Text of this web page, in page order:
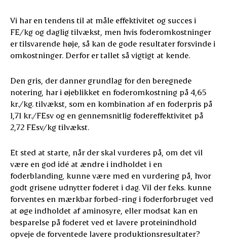
Vi har en tendens til at måle effektivitet og succes i
FE/kg og daglig tilvækst, men hvis foderomkostninger
er tilsvarende høje, så kan de gode resultater forsvinde i
omkostninger. Derfor er tallet så vigtigt at kende.
Den gris, der danner grundlag for den beregnede
notering, har i øjeblikket en foderomkostning på 4,65
kr./kg. tilvækst, som en kombination af en foderpris på
1,71 kr./FEsv og en gennemsnitlig fodereffektivitet på
2,72 FEsv/kg tilvækst.
Et sted at starte, når der skal vurderes på, om det vil
være en god idé at ændre i indholdet i en
foderblanding, kunne være med en vurdering på, hvor
godt grisene udnytter foderet i dag. Vil der f.eks. kunne
forventes en mærkbar forbed-ring i foderforbruget ved
at øge indholdet af aminosyre, eller modsat kan en
besparelse på foderet ved et lavere proteinindhold
opveje de forventede lavere produktionsresultater?